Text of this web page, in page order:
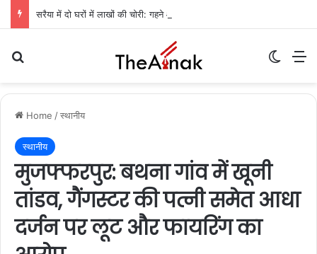
सरैया में दो घरों में लाखों की चोरी: गहने और नकदी गायब, पुलिस जांच में जुटी
Home /स्थानीय
स्थानीय
मुजफ्फरपुर: बथना गांव में खूनी
तांडव, गैंगस्टर की पत्नी समेत आधा
दर्जन पर लूट और फायरिंग का